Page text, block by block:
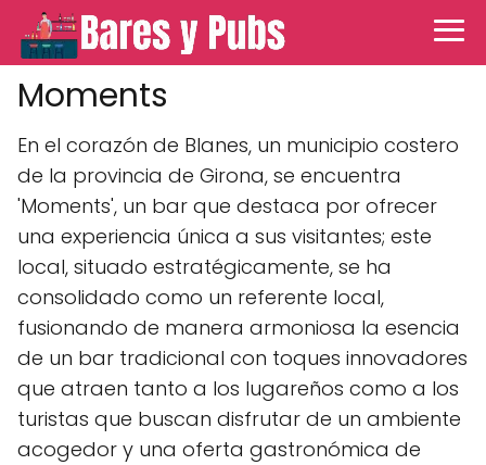
Moments
En el corazón de Blanes, un municipio costero
de la provincia de Girona, se encuentra
'Moments', un bar que destaca por ofrecer
una experiencia única a sus visitantes; este
local, situado estratégicamente, se ha
consolidado como un referente local,
fusionando de manera armoniosa la esencia
de un bar tradicional con toques innovadores
que atraen tanto a los lugareños como a los
turistas que buscan disfrutar de un ambiente
acogedor y una oferta gastronómica de